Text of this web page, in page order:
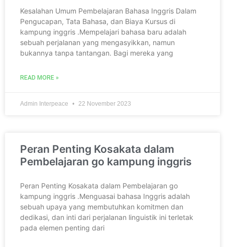
Kesalahan Umum Pembelajaran Bahasa Inggris Dalam
Pengucapan, Tata Bahasa, dan Biaya Kursus di
kampung inggris .Mempelajari bahasa baru adalah
sebuah perjalanan yang mengasyikkan, namun
bukannya tanpa tantangan. Bagi mereka yang
READ MORE »
Admin Interpeace 22 November 2023
Peran Penting Kosakata dalam
Pembelajaran go kampung inggris
Peran Penting Kosakata dalam Pembelajaran go
kampung inggris .Menguasai bahasa Inggris adalah
sebuah upaya yang membutuhkan komitmen dan
dedikasi, dan inti dari perjalanan linguistik ini terletak
pada elemen penting dari